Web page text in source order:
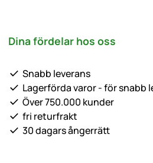
Dina fördelar hos oss
Snabb leverans
Lagerförda varor - för snabb
Över 750.000 kunder
fri returfrakt
30 dagars ångerrätt